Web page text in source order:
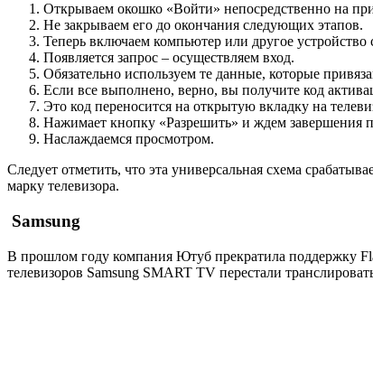
Открываем окошко «Войти» непосредственно на
Не закрываем его до окончания следующих этапов.
Теперь включаем компьютер или другое
Появляется запрос – осуществляем вход.
Обязательно используем те данные, которые
Если все выполнено, верно, вы получите код
Это код переносится на открытую вкладку на
Нажимает кнопку «Разрешить» и ждем завершения
Наслаждаемся просмотром.
Следует отметить, что эта универсальная схема
марку телевизора.
Samsung
В прошлом году компания Ютуб прекратила поддержку
телевизоров Samsung SMART TV перестали